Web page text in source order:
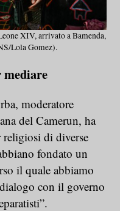
XIV, arrivato a Bamenda,
Lola Gomez).
mediare
moderatore
del Camerun, ha
religiosi di diverse
fondato un
il quale abbiamo
con il governo